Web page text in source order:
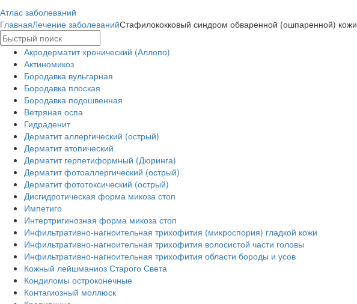
Атлас заболеваний
ГлавнаяЛечение заболеванийСтафилококковый синдром обваренной (ошпаренной) кожи
Акродерматит хронический (Аллопо)
Актиномикоз
Бородавка вульгарная
Бородавка плоская
Бородавка подошвенная
Ветряная оспа
Гидраденит
Дерматит аллергический (острый)
Дерматит атопический
Дерматит герпетиформный (Дюринга)
Дерматит фотоаллергический (острый)
Дерматит фототоксический (острый)
Дисгидротическая форма микоза стоп
Импетиго
Интертригинозная форма микоза стоп
Инфильтративно-нагноительная трихофития (микроспория) гладкой кожи
Инфильтративно-нагноительная трихофития волосистой части головы
Инфильтративно-нагноительная трихофития области бороды и усов
Кожный лейшманиоз Старого Света
Кондиломы остроконечные
Контагиозный моллюск